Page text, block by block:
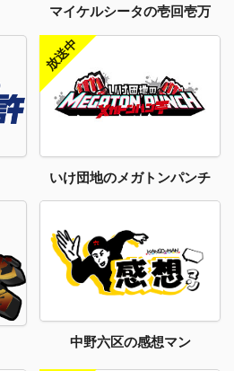
マイケルシータの壱回壱万
いけ団地のメガトンパンチ
中野六区の感想マン